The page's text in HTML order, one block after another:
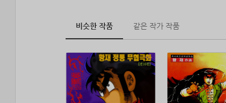
비슷한 작품 같은 작가 작품